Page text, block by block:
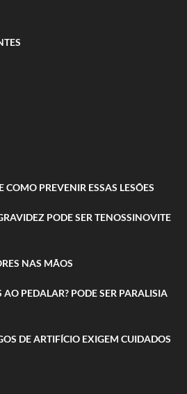
COMO PREVENIR ESSAS LESÕES
PODE SER TENOSSINOVITE
NAS MÃOS
PEDALAR? PODE SER PARALISIA
DE ARTIFÍCIO EXIGEM CUIDADOS